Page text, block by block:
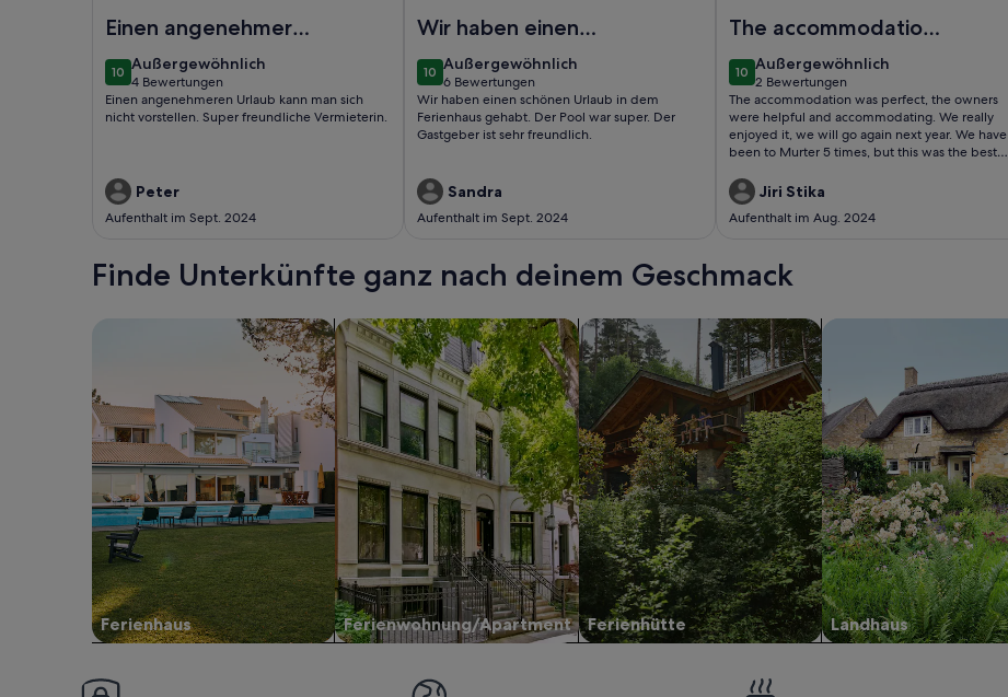
Einen angenehmeren
Urlaub kann man sich
nicht vorstellen.
1010 von 10
Außergewöhnlich
außergewöhnlich
4 Bewertungen
(4
bewertungen)
Einen angenehmeren Urlaub kann man sich
nicht vorstellen. Super freundliche Vermieterin.
Peter
Aufenthalt im Sept. 2024
Wir haben einen
schönen Urlaub in
dem Ferienhaus
gehabt.
1010 von 10
Außergewöhnlich
außergewöhnlich
6 Bewertungen
(6
bewertungen)
Wir haben einen schönen Urlaub in dem
Ferienhaus gehabt. Der Pool war super. Der
Gastgeber ist sehr freundlich.
Sandra
Aufenthalt im Sept. 2024
The accommodation
was perfect, the
owners were helpful
and accommodating.
1010 von 10
Außergewöhnlich
außergewöhnlich
2 Bewertungen
(2
bewertungen)
The accommodation was perfect, the owners
were helpful and accommodating. We really
enjoyed it, we will go again next year. We have
been to Murter 5 times, but this was the best
Jiri Stika
Aufenthalt im Aug. 2024
Finde Unterkünfte ganz nach deinem Geschmack
Ferienhaus
Suche nach Ferienhäusern
Ferienwohnung/Apartment
Suche nach Ferienwohnungen oder Apartments
Ferienhütte
Suche nach Ferienhütten
Landhaus
Suche nach Landhäusern